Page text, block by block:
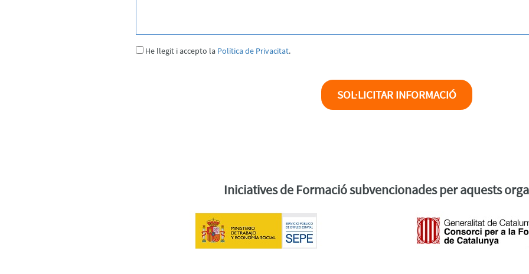
He llegit i accepto la Política de Privacitat.
SOL·LICITAR INFORMACIÓ
Iniciatives de Formació subvencionades per aquests